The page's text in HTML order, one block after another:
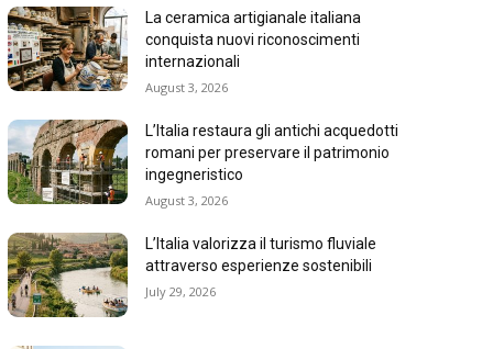
La ceramica artigianale italiana
conquista nuovi riconoscimenti
internazionali
August 3, 2026
L’Italia restaura gli antichi acquedotti
romani per preservare il patrimonio
ingegneristico
August 3, 2026
L’Italia valorizza il turismo fluviale
attraverso esperienze sostenibili
July 29, 2026